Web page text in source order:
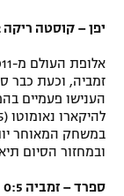
יפן – קוסטה ריקה 0:2
זמביה, וכעת כבר
הענישו פעמיים
במשחק המאוחר
ובמחזור הסיום
ספרד – זמביה 0:5